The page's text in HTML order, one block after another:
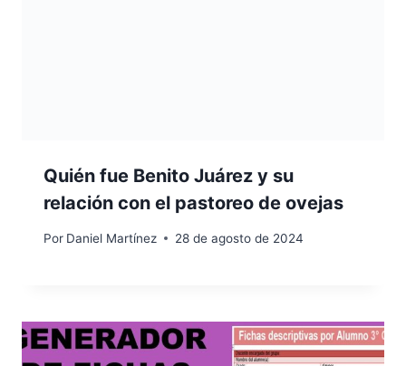
Quién fue Benito Juárez y su
relación con el pastoreo de ovejas
Por Daniel Martínez 28 de agosto de 2024